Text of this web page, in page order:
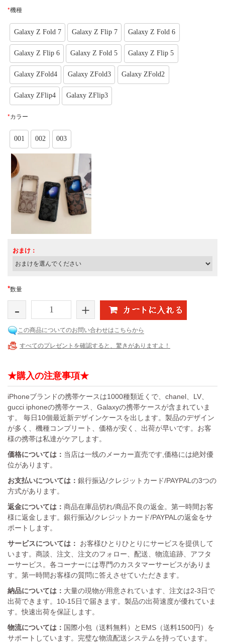
*機種
Galaxy Z Fold 7 Galaxy Z Flip 7 Galaxy Z Fold 6
Galaxy Z Flip 6 Galaxy Z Fold 5 Galaxy Z Flip 5
Galaxy ZFold4 Galaxy ZFold3 Galaxy ZFold2
Galaxy ZFlip4 Galaxy ZFlip3
*カラー
001 002 003
おまけ：
*数量
- +
この商品についてのお問い合わせはこちらから
すべてのプレゼントを確認すると、驚きがありますよ！
★購入の注意事項★
iPhoneブランドの携帯ケースは1000種類近くで、chanel、LV、
gucci iphoneの携帯ケース、Galaxyの携帯ケースが含まれていま
す。 毎日10個最近新デザインケースを出します。製品のデザイン
が多く、機種コンプリート、価格が安く、出荷が早いです。お客
様の携帯は私達がケアします。
価格については： 当店は一线のメーカー直売です,価格には絶対優
位があります。
お支払いについては： 銀行振込/クレジットカード/PAYPALの3つの
方式があります。
返金については： 商品在庫品切れ/商品不良の返金。第一時間お客
様に返金します。銀行振込/クレジットカード/PAYPALの返金をサ
ポートします。
サービスについては：
お客様ひとりひとりにサービスを提供して
います。商談、注文、注文のフォロー、配送、物流追跡、アフタ
ーサービス。各コーナーには専門のカスタマーサービスがありま
す。第一時間お客様の質問に答えさせていただきます。
納品については： 大量の現物が用意されています、注文は2-3日で
出荷できます。10-15日で届きます。製品の出荷速度が優れていま
す。快速出荷を保証します。
物流については： 国際小包（送料無料）とEMS（送料1500円）を
サポートしています。完璧な物流配送システムを持っています。